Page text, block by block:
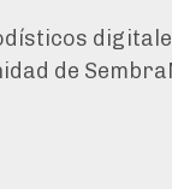
de